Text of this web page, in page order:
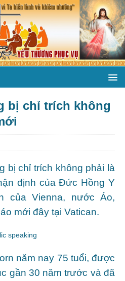
bị chỉ trích không
bị chỉ trích không phải là
định của Đức Hồng Y
của Vienna, nước Áo,
mới đây tại Vatican.
năm nay 75 tuổi, được
gần 30 năm trước và đã